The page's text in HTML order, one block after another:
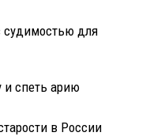
судимостью для
и спеть арию
в России